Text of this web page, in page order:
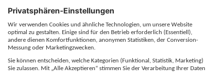
KONTAKT
DATENSCHUTZ
IMPRESSUM